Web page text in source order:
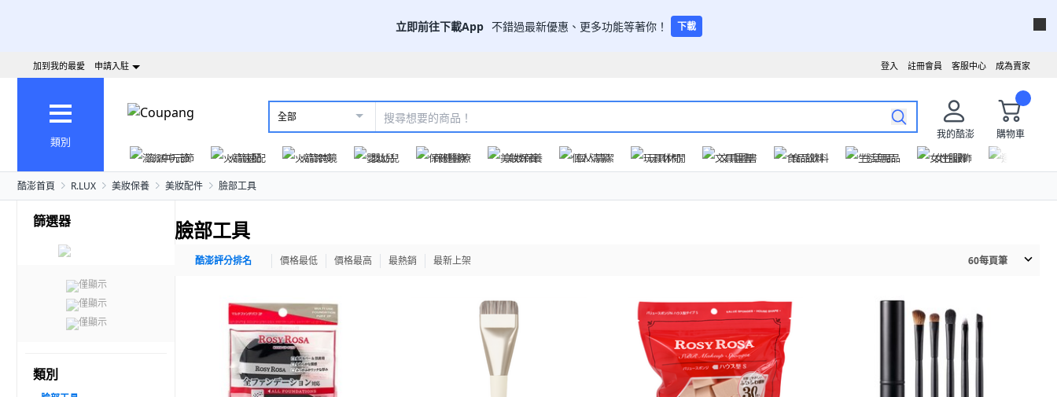
立即前往下載App 不錯過最新優惠、更多功能等著你！ 下載
成為賣家
客服中心
註冊會員
登入
加到我的最愛 申請入駐
類別
全部
我的酷澎
購物車
澎派中元節
火箭速配 火箭跨境 嬰幼兒 保健醫療 美妝保養 個人清潔 玩具休閒 文具圖書 食品飲料 生活用品 女性服飾
酷澎首頁 R.LUX 美妝保養 美妝配件 臉部工具
篩選器
僅顯示
僅顯示
僅顯示
類別
臉部工具
酷澎評分排名 價格最低 價格最高 最熱銷 最新上架 60每頁筆